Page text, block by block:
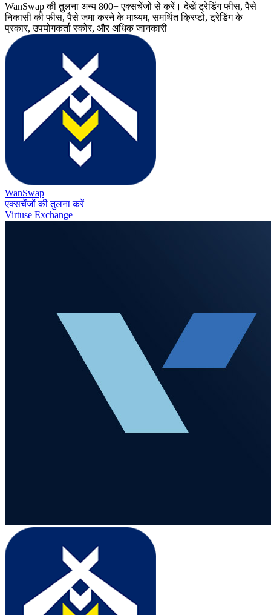
WanSwap की तुलना अन्य 800+ एक्सचेंजों से करें। देखें ट्रेडिंग फीस, पैसे
निकासी की फीस, पैसे जमा करने के माध्यम, समर्थित क्रिप्टो, ट्रेडिंग के
प्रकार, उपयोगकर्ता स्कोर, और अधिक जानकारी
WanSwap
एक्सचेंजों की तुलना करें
Virtuse Exchange